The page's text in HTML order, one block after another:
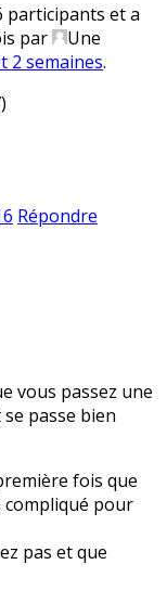
participants et a
par
Une
2 semaines.
Répondre
vous passez une
passe bien
fois que
compliqué pour
pas et que